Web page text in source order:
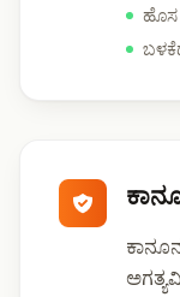
ಹೊಸ